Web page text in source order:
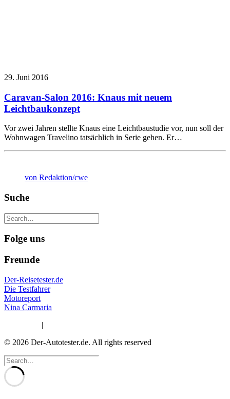
29. Juni 2016
Caravan-Salon 2016: Knaus mit neuem
Leichtbaukonzept
Vor zwei Jahren stellte Knaus eine Leichtbaustudie vor, nun soll der
Wohnwagen Travelino tatsächlich in Serie gehen. Er…
von Redaktion/cwe
Suche
Folge uns
Freunde
Der-Reisetester.de
Die Testfahrer
Motoreport
Nina Carmaria
|
© 2026 Der-Autotester.de. All rights reserved